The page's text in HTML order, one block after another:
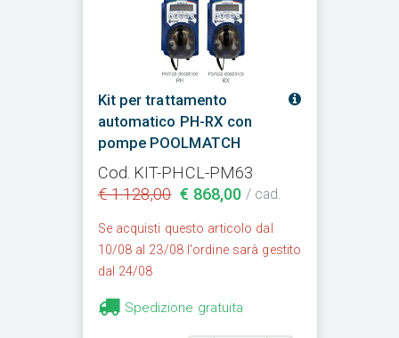
Kit per trattamento
automatico PH-RX con
pompe POOLMATCH
Cod. KIT-PHCL-PM63
€ 1.128,00 € 868,00 / cad.
Se acquisti questo articolo dal
10/08 al 23/08 l'ordine sarà gestito
dal 24/08
Spedizione gratuita